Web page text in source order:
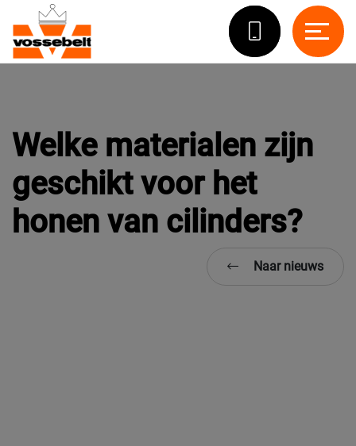
Welke materialen zijn
geschikt voor het
honen van cilinders?
Naar nieuws